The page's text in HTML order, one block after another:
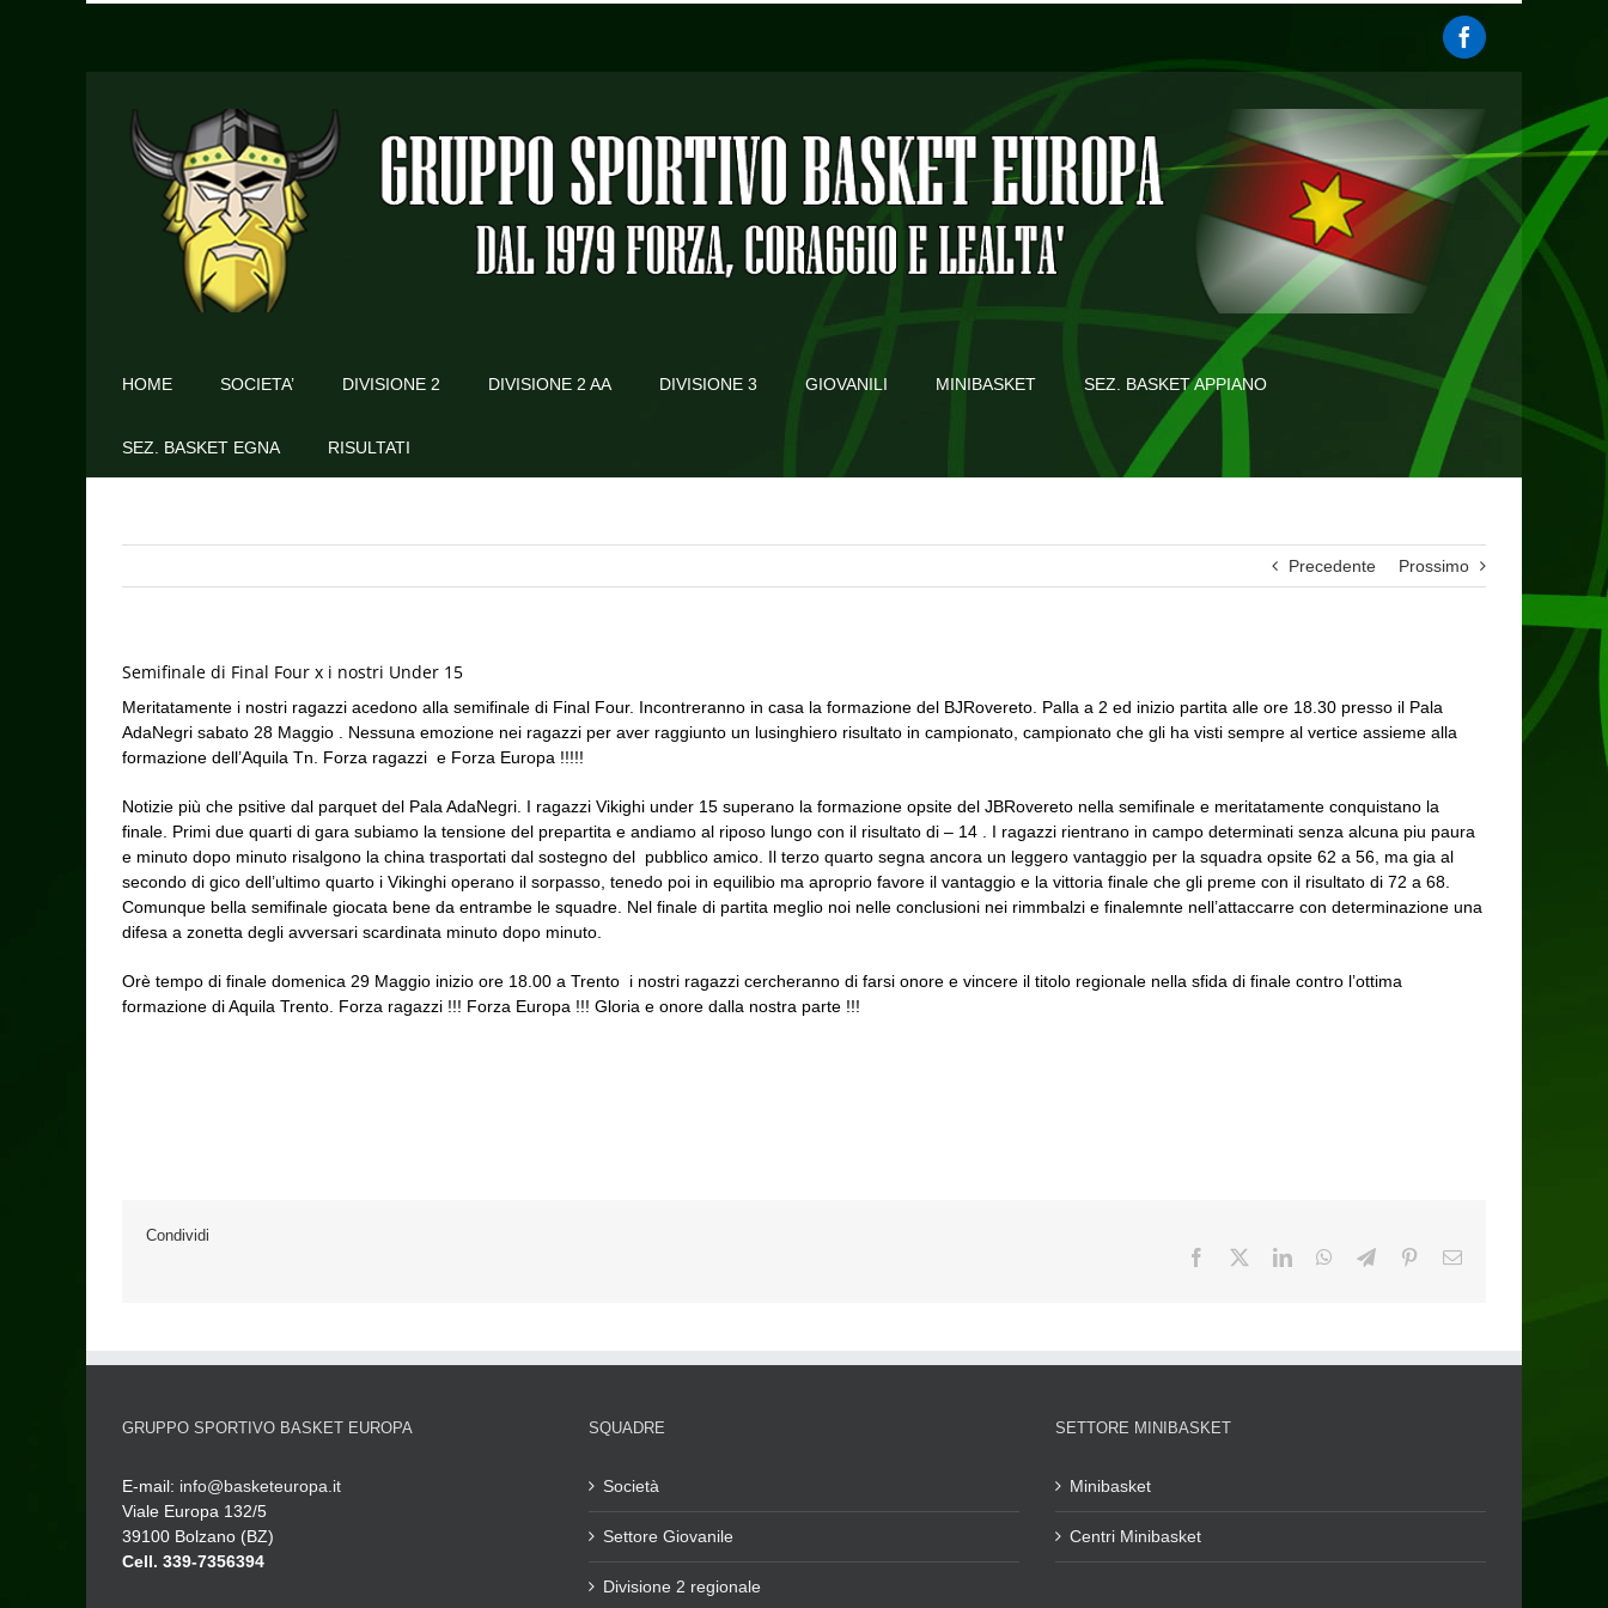
HOME SOCIETA’ DIVISIONE 2 DIVISIONE 2 AA DIVISIONE 3 GIOVANILI MINIBASKET SEZ. BASKET APPIANO
SEZ. BASKET EGNA RISULTATI
Precedente Prossimo
Semifinale di Final Four x i nostri Under 15
Meritatamente i nostri ragazzi acedono alla semifinale di Final Four. Incontreranno in casa la formazione del BJRovereto. Palla a 2 ed inizio partita alle ore 18.30 presso il Pala
AdaNegri sabato 28 Maggio . Nessuna emozione nei ragazzi per aver raggiunto un lusinghiero risultato in campionato, campionato che gli ha visti sempre al vertice assieme alla
formazione dell’Aquila Tn. Forza ragazzi e Forza Europa !!!!!
Notizie più che psitive dal parquet del Pala AdaNegri. I ragazzi Vikighi under 15 superano la formazione opsite del JBRovereto nella semifinale e meritatamente conquistano la
finale. Primi due quarti di gara subiamo la tensione del prepartita e andiamo al riposo lungo con il risultato di – 14 . I ragazzi rientrano in campo determinati senza alcuna piu paura
e minuto dopo minuto risalgono la china trasportati dal sostegno del pubblico amico. Il terzo quarto segna ancora un leggero vantaggio per la squadra opsite 62 a 56, ma gia al
secondo di gico dell’ultimo quarto i Vikinghi operano il sorpasso, tenedo poi in equilibio ma aproprio favore il vantaggio e la vittoria finale che gli preme con il risultato di 72 a 68.
Comunque bella semifinale giocata bene da entrambe le squadre. Nel finale di partita meglio noi nelle conclusioni nei rimmbalzi e finalemnte nell’attaccarre con determinazione una
difesa a zonetta degli avversari scardinata minuto dopo minuto.
Orè tempo di finale domenica 29 Maggio inizio ore 18.00 a Trento i nostri ragazzi cercheranno di farsi onore e vincere il titolo regionale nella sfida di finale contro l’ottima
formazione di Aquila Trento. Forza ragazzi !!! Forza Europa !!! Gloria e onore dalla nostra parte !!!
Condividi
GRUPPO SPORTIVO BASKET EUROPA
E-mail: info@basketeuropa.it
Viale Europa 132/5
39100 Bolzano (BZ)
Cell. 339-7356394
SQUADRE
Società
Settore Giovanile
Divisione 2 regionale
SETTORE MINIBASKET
Minibasket
Centri Minibasket